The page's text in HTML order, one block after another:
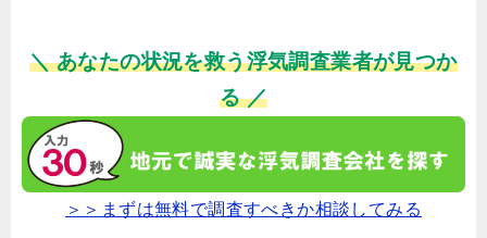
＼ あなたの状況を救う浮気調査業者が見つか
る ／
＞＞まずは無料で調査すべきか相談してみる